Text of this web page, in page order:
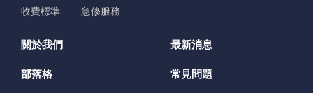
收費標準 急修服務
關於我們 最新消息
部落格 常見問題